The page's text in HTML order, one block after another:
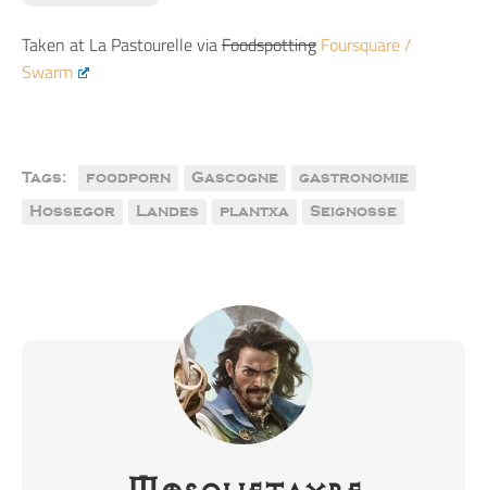
Taken at La Pastourelle viaFoodspotting Foursquare /
Swarm
Tags: foodporn Gascogne
gastronomie
Hossegor
Landes plantxa Seignosse